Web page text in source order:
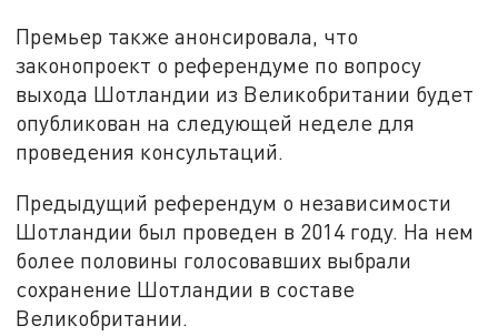
Премьер также анонсировала, что
законопроект о референдуме по вопросу
выхода Шотландии из Великобритании будет
опубликован на следующей неделе для
проведения консультаций.
Предыдущий референдум о независимости
Шотландии был проведен в 2014 году. На нем
более половины голосовавших выбрали
сохранение Шотландии в составе
Великобритании.